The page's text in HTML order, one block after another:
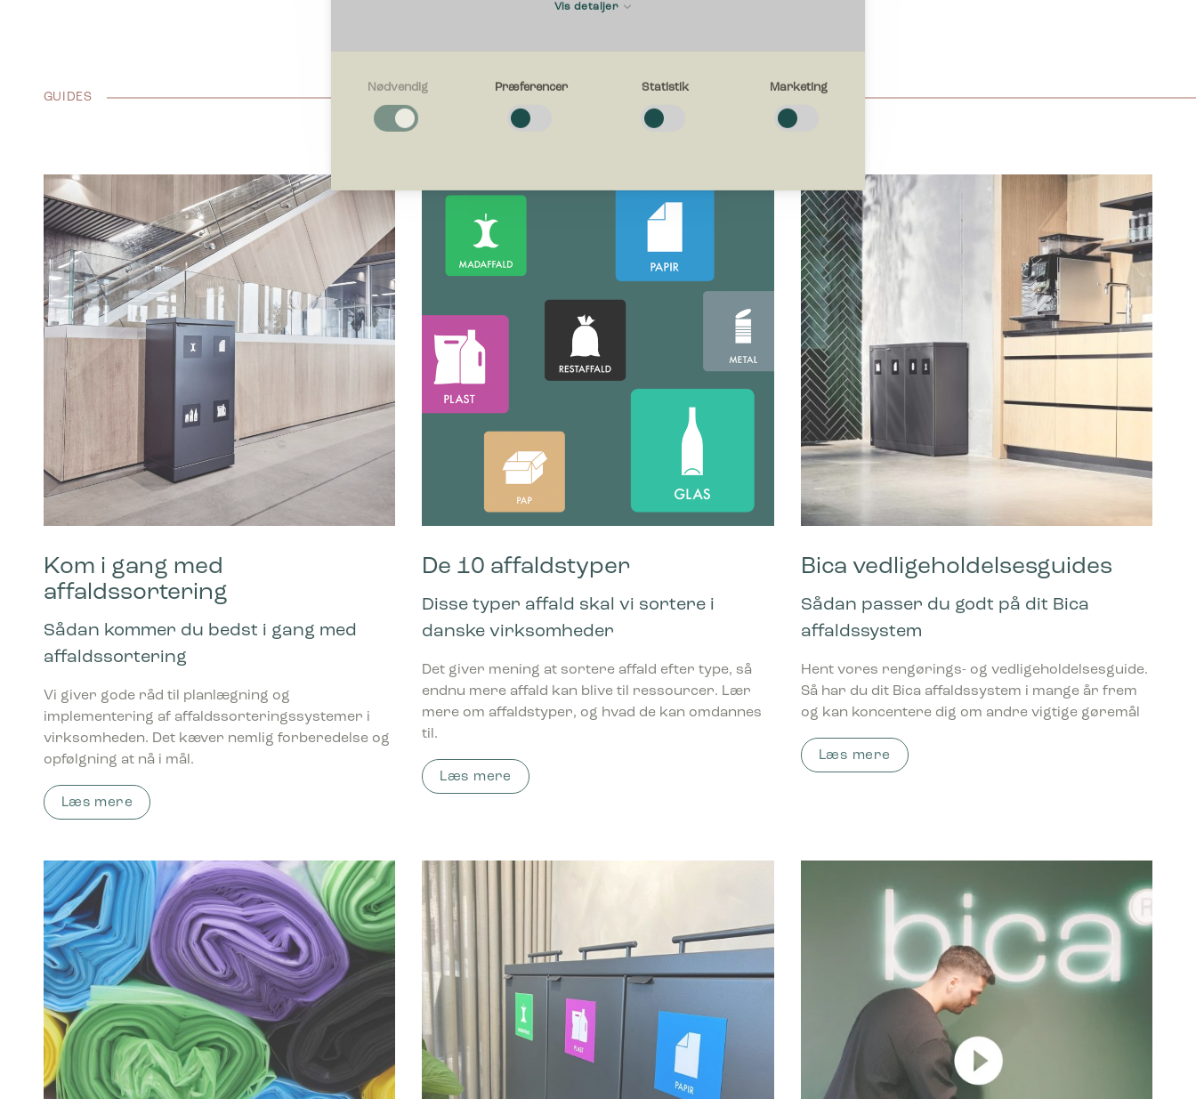
Vis detaljer
Nødvendig
Nødvendige cookies hjælper med at gøre en hjemmeside brugbar ved at aktivere
Præferencer
Præference cookies gør det muligt for en hjemmeside at huske oplysninger, der ændrer den
måde hjemmesiden ser ud eller opfører sig på. F.eks. dit foretrukne sprog, eller den region, du
befinder dig i.
Statistik
Statistiske cookies giver hjemmesideejere indsigt i brugernes interaktion med hjemmesiden,
ved at indsamle og rapportere oplysninger anonymt.
Marketing cookies bruges til at spore brugere på tværs af websites. Hensigten er at vise
annoncer, der er relevante og engagerende for den enkelte bruger, og dermed mere
værdifulde for udgivere og tredjeparts-annoncører.
Nødvendig Præferencer Statistik Marketing
GUIDES
Kom i gang med
affaldssortering
Sådan kommer du bedst i gang med
affaldssortering
Vi giver gode råd til planlægning og
implementering af affaldssorteringssystemer i
virksomheden. Det kæver nemlig forberedelse og
opfølgning at nå i mål.
Læs mere
De 10 affaldstyper
Disse typer affald skal vi sortere i
danske virksomheder
Det giver mening at sortere affald efter type, så
endnu mere affald kan blive til ressourcer. Lær
mere om affaldstyper, og hvad de kan omdannes
til.
Læs mere
Bica vedligeholdelsesguides
Sådan passer du godt på dit Bica
affaldssystem
Hent vores rengørings- og vedligeholdelsesguide.
Så har du dit Bica affaldssystem i mange år frem
og kan koncentere dig om andre vigtige gøremål
Læs mere